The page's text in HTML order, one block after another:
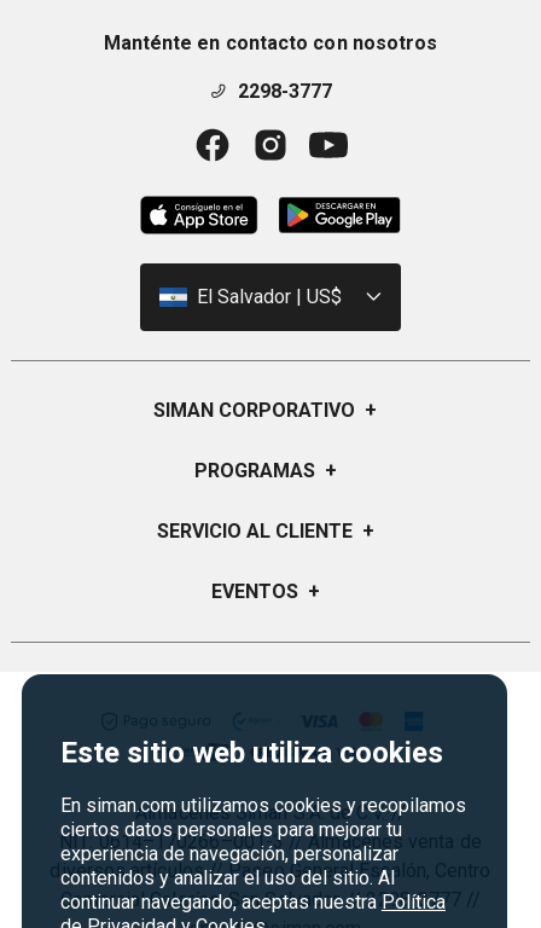
Este sitio web utiliza cookies
En siman.com utilizamos cookies y recopilamos
ciertos datos personales para mejorar tu
experiencia de navegación, personalizar
contenidos y analizar el uso del sitio. Al
continuar navegando, aceptas nuestra Política
Manténte en contacto con nosotros
2298-3777
El Salvador | US$
SIMAN CORPORATIVO +
Quiénes Somos
Sucursales
PROGRAMAS +
Certificados de Regalo
Credisiman
Vende en Marketplace
SERVICIO AL CLIENTE +
Preguntas Frecuentes
Política de Privacidad
Derecho de Retracto
Condiciones de uso
Términos y condiciones
EVENTOS +
Cyber Monday
Agosto es diversión
Almacenes Siman S.A. de C.V. //
NIT: 0614–170266–001-3 // Almacenes venta de
diversos artículos // Paseo General Escalón, Centro
Comercial Galerías, San Salvador. // 2298-3777 //